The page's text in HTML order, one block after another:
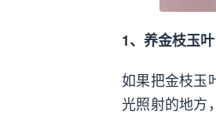
1、养金枝玉
如果把金枝玉
光照射的地方